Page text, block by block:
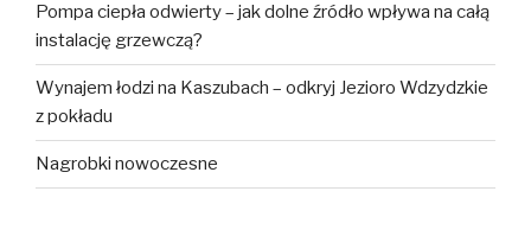
Pompa ciepła odwierty – jak dolne źródło wpływa na całą
instalację grzewczą?
Wynajem łodzi na Kaszubach – odkryj Jezioro Wdzydzkie
z pokładu
Nagrobki nowoczesne